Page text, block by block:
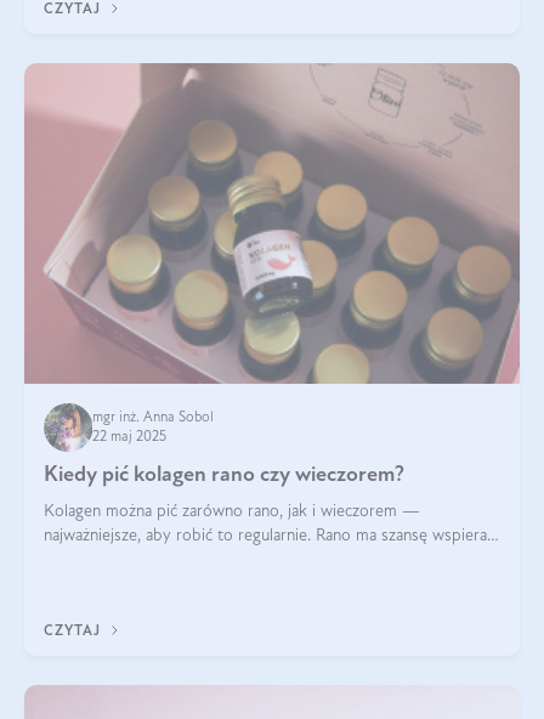
CZYTAJ
mgr inż. Anna Sobol
22 maj 2025
Kiedy pić kolagen rano czy wieczorem?
Kolagen można pić zarówno rano, jak i wieczorem —
najważniejsze, aby robić to regularnie. Rano ma szansę wspierać
CZYTAJ